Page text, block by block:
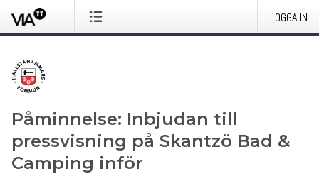
LOGGA IN
Påminnelse: Inbjudan till
pressvisning på Skantzö Bad &
Camping inför